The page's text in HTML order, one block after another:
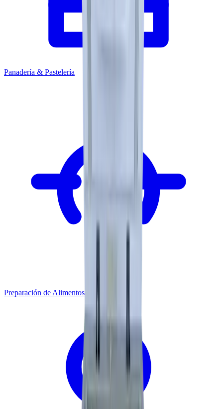
Panadería & Pastelería
Preparación de Alimentos